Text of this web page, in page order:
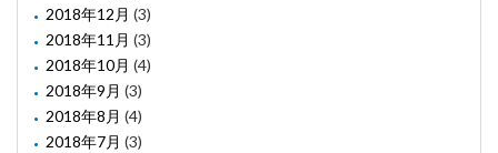
2018年12月 (3)
2018年11月 (3)
2018年10月 (4)
2018年9月 (3)
2018年8月 (4)
2018年7月 (3)